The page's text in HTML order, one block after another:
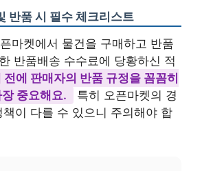
반품 시 필수 체크리스트
마켓에서 물건을 구매하고 반품
반품배송 수수료에 당황하신 적
전에 판매자의 반품 규정을 꼼꼼히
중요해요.
특히 오픈마켓의 경
이 다를 수 있으니 주의해야 합